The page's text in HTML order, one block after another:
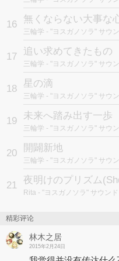
16 無くならない大事な
三輪学 - "ヨスガノソラ" サウ
17 追い求めてきたもの
三輪学 - "ヨスガノソラ" サウ
18 星の滴
三輪学 - "ヨスガノソラ" サウ
19 未来へ踏み出す一歩
三輪学 - "ヨスガノソラ" サウ
20 開闢新地
三輪学 - "ヨスガノソラ" サウ
21 夜明けのプリズム
Rita - "ヨスガノソラ" サウン
精彩评论
林木之居
2015年2月24日